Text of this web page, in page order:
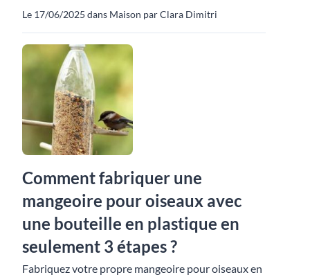
Le 17/06/2025 dans Maison par Clara Dimitri
Comment fabriquer une
mangeoire pour oiseaux avec
une bouteille en plastique en
seulement 3 étapes ?
Fabriquez votre propre mangeoire pour oiseaux en